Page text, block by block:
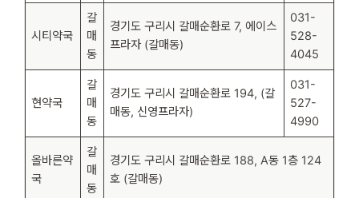
시티약국
갈
매
동
경기도 구리시 갈매순환로 7, 에이스
프라자 (갈매동)
031-
528-
4045
현약국
갈
매
동
경기도 구리시 갈매순환로 194, (갈
매동, 신영프라자)
031-
527-
4990
올바른약
국
갈
매
동
경기도 구리시 갈매순환로 188, A동 1층 124
호 (갈매동)